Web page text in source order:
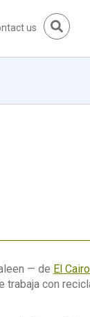
us
— de El Cairo
trabaja con